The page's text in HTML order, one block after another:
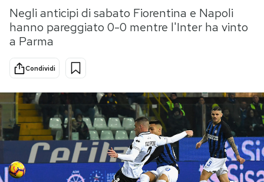
Tecnologia
Internet
Scienza
Cultura
Economia
Sport
Storie/Idee
Ok Boomer!
Mondiali calcio 2026
PODCAST
Negli anticipi di sabato Fiorentina e Napoli
hanno pareggiato 0-0 mentre l'Inter ha vinto
a Parma
Condividi